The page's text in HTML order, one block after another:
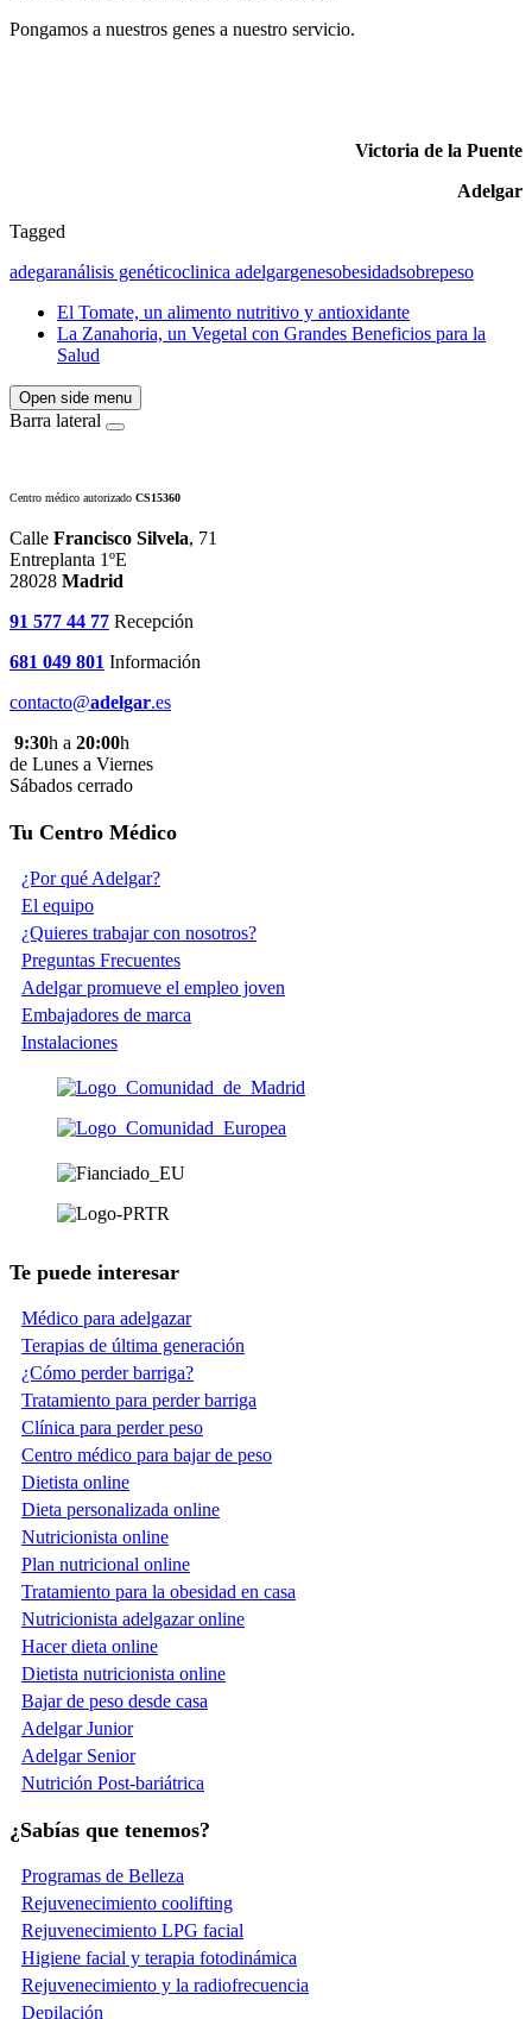
Pongamos a nuestros genes a nuestro servicio.
Victoria de la Puente
Adelgar
Tagged
adegaranálisis genéticoclinica adelgargenesobesidadsobrepeso
El Tomate, un alimento nutritivo y antioxidante
La Zanahoria, un Vegetal con Grandes Beneficios para la
Salud
Open side menu
Barra lateral
Centro médico autorizado CS15360
Calle Francisco Silvela, 71
Entreplanta 1ºE
28028 Madrid
91 577 44 77 Recepción
681 049 801 Información
contacto@adelgar.es
9:30h a 20:00h
de Lunes a Viernes
Sábados cerrado
Tu Centro Médico
¿Por qué Adelgar?
El equipo
¿Quieres trabajar con nosotros?
Preguntas Frecuentes
Adelgar promueve el empleo joven
Embajadores de marca
Instalaciones
Te puede interesar
Médico para adelgazar
Terapias de última generación
¿Cómo perder barriga?
Tratamiento para perder barriga
Clínica para perder peso
Centro médico para bajar de peso
Dietista online
Dieta personalizada online
Nutricionista online
Plan nutricional online
Tratamiento para la obesidad en casa
Nutricionista adelgazar online
Hacer dieta online
Dietista nutricionista online
Bajar de peso desde casa
Adelgar Junior
Adelgar Senior
Nutrición Post-bariátrica
¿Sabías que tenemos?
Programas de Belleza
Rejuvenecimiento coolifting
Rejuvenecimiento LPG facial
Higiene facial y terapia fotodinámica
Rejuvenecimiento y la radiofrecuencia
Depilación